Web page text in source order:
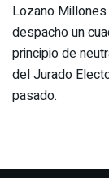
Lozano
despacho un
principio de
del Jurado
pasado.